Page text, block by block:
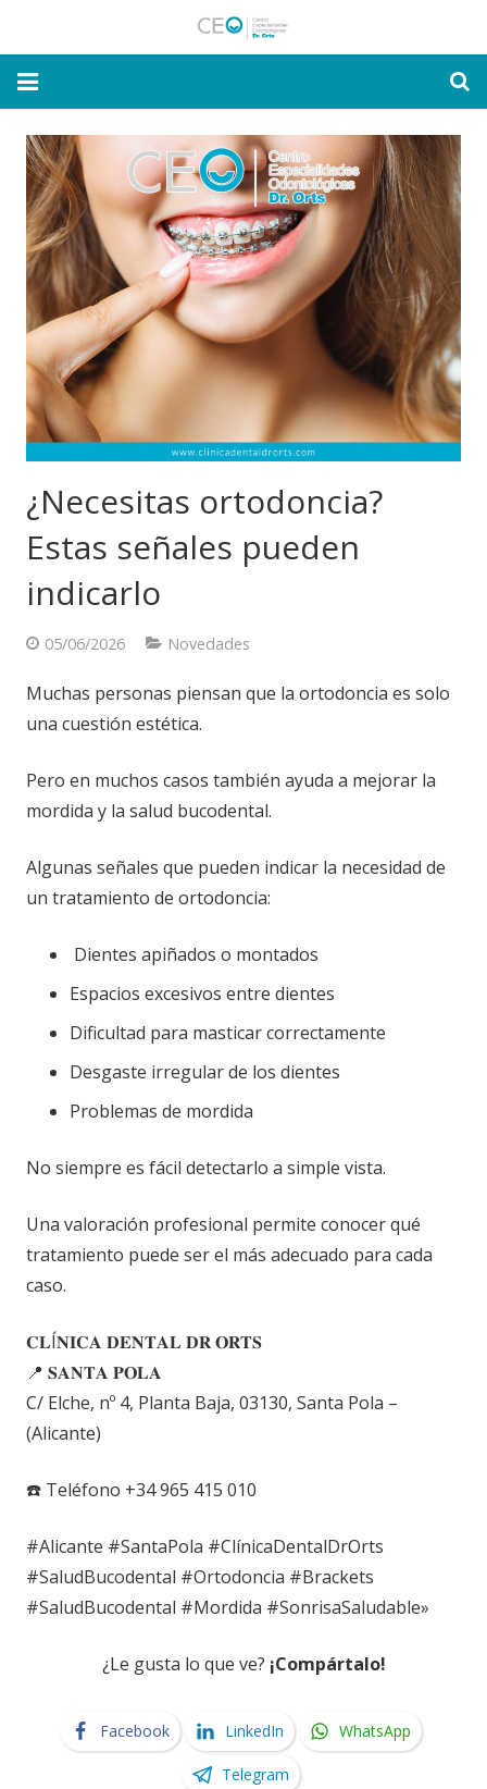
Inicio
Nuestra Clínica
Especialidades
Novedades y Consejos
SolicitarCITA ONLINE
Contacto
¿Necesitas ortodoncia?
Estas señales pueden
indicarlo
05/06/2026 Novedades
Muchas personas piensan que la ortodoncia es solo
una cuestión estética.
Pero en muchos casos también ayuda a mejorar la
mordida y la salud bucodental.
Algunas señales que pueden indicar la necesidad de
un tratamiento de ortodoncia:
Dientes apiñados o montados
Espacios excesivos entre dientes
Dificultad para masticar correctamente
Desgaste irregular de los dientes
Problemas de mordida
No siempre es fácil detectarlo a simple vista.
Una valoración profesional permite conocer qué
tratamiento puede ser el más adecuado para cada
caso.
𝐂𝐋Í𝐍𝐈𝐂𝐀 𝐃𝐄𝐍𝐓𝐀𝐋 𝐃𝐑 𝐎𝐑𝐓𝐒
📍 𝐒𝐀𝐍𝐓𝐀 𝐏𝐎𝐋𝐀
C/ Elche, nº 4, Planta Baja, 03130, Santa Pola –
(Alicante)
☎️ Teléfono +34 965 415 010
#Alicante #SantaPola #ClínicaDentalDrOrts
#SaludBucodental #Ortodoncia #Brackets
#SaludBucodental #Mordida #SonrisaSaludable»
¿Le gusta lo que ve? ¡Compártalo!
Facebook LinkedIn WhatsApp
Telegram